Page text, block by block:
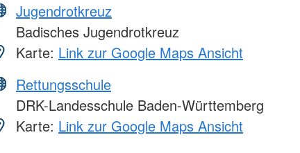
Jugendrotkreuz
Badisches Jugendrotkreuz
Karte: Link zur Google Maps Ansicht
Rettungsschule
DRK-Landesschule Baden-Württemberg
Karte: Link zur Google Maps Ansicht